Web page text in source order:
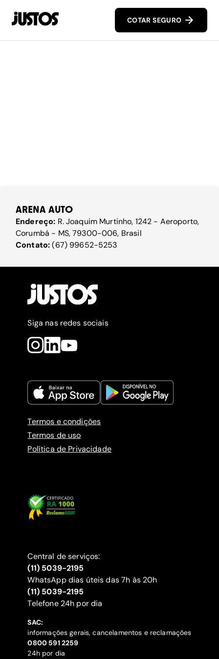
COTAR SEGURO
ARENA AUTO
Endereço: R. Joaquim Murtinho, 1242 - Aeroporto,
Corumbá - MS, 79300-006, Brasil
Contato:(67) 99652-5253
Siga nas redes sociais
Termos e condições
Termos de uso
Política de Privacidade
Central de serviços:
(11) 5039-2195
WhatsApp dias úteis das 7h às 20h
(11) 5039-2195
‍Telefone 24h por dia
SAC:
informações gerais, cancelamentos e reclamações
‍0800 591 2259
24h por dia